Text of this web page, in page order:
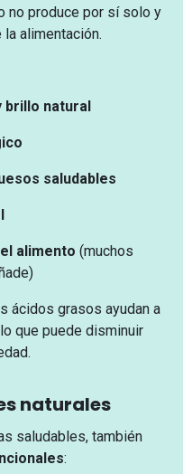
no produce por sí solo y
alimentación.
brillo natural
saludables
alimento (muchos
ácidos grasos ayudan a
que puede disminuir
naturales
saludables, también
: